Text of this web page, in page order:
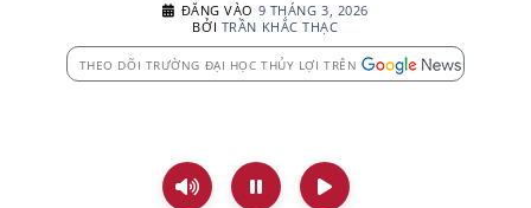
ĐĂNG VÀO 9 THÁNG 3, 2026
BỞI TRẦN KHẮC THẠC
THEO DÕI TRƯỜNG ĐẠI HỌC THỦY LỢI TRÊN